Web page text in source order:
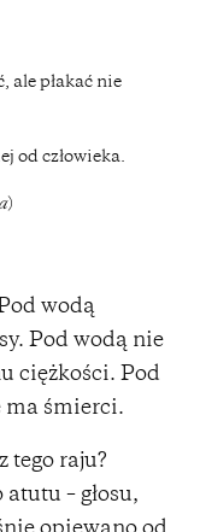
ale płakać nie
od człowieka.
)
wodą
Pod wodą nie
ciężkości. Pod
ma śmierci.
tego raju?
– głosu,